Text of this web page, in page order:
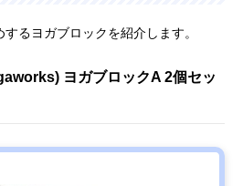
るヨガブロックを紹介します。
ヨガブロックA 2個セッ